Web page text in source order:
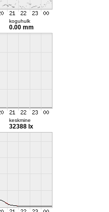
koguhulk
0.00 mm
keskmine
32388 lx